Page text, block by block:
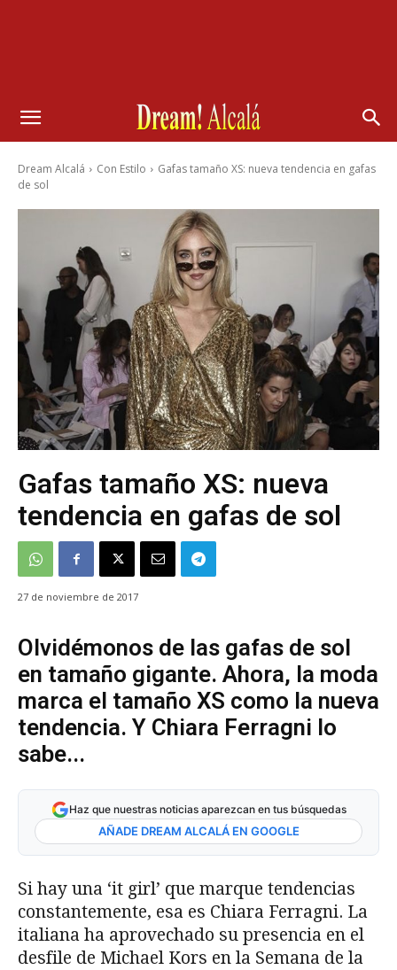
Dream Alcalá Con Estilo
Gafas tamaño XS: nueva tendencia en gafas
de sol
Gafas tamaño XS: nueva
tendencia en gafas de sol
27 de noviembre de 2017
Olvidémonos de las gafas de sol
en tamaño gigante. Ahora, la moda
marca el tamaño XS como la nueva
tendencia. Y Chiara Ferragni lo
sabe...
Haz que nuestras noticias aparezcan en tus búsquedas
AÑADE DREAM ALCALÁ EN GOOGLE
Si hay una ‘it girl’ que marque tendencias
constantemente, esa es Chiara Ferragni. La
italiana ha aprovechado su presencia en el
desfile de Michael Kors en la Semana de la